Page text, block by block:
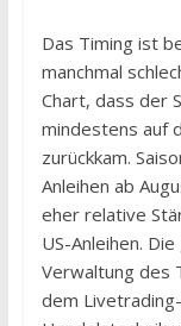
Das Timing ist
manchmal
Chart, dass der
mindestens auf
zurückkam.
Anleihen ab
eher relative
US-Anleihen.
Verwaltung des
dem